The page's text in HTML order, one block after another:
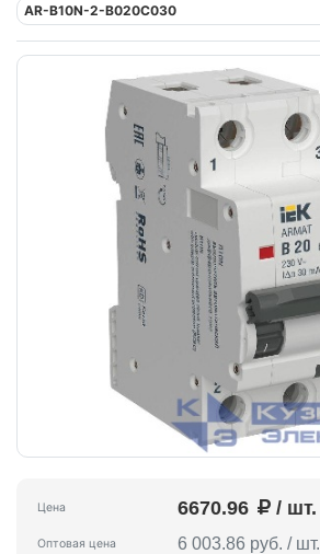
AR-B10N-2-B020C030
Цена 6670.96 / шт.
Оптовая цена 6 003.86 руб. / шт.